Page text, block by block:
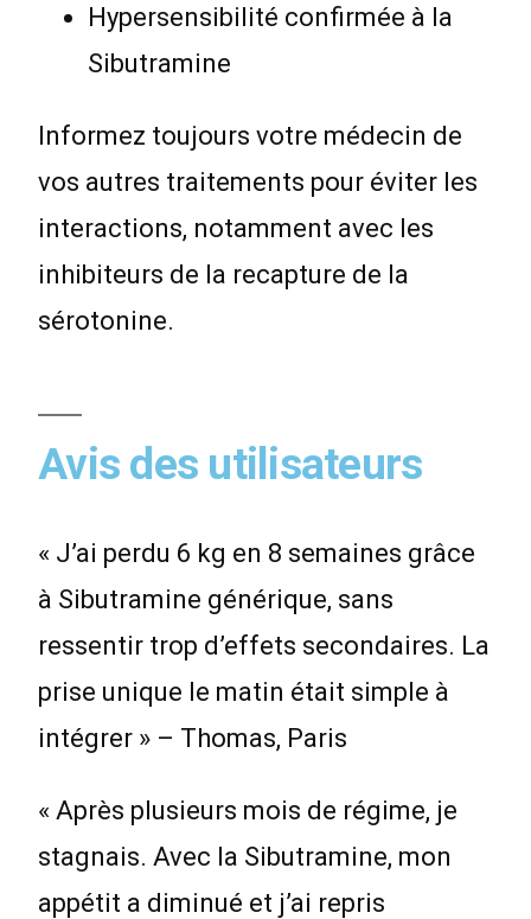
Hypersensibilité confirmée à la
Sibutramine
Informez toujours votre médecin de
vos autres traitements pour éviter les
interactions, notamment avec les
inhibiteurs de la recapture de la
sérotonine.
Avis des utilisateurs
« J’ai perdu 6 kg en 8 semaines grâce
à Sibutramine générique, sans
ressentir trop d’effets secondaires. La
prise unique le matin était simple à
intégrer » – Thomas, Paris
« Après plusieurs mois de régime, je
stagnais. Avec la Sibutramine, mon
appétit a diminué et j’ai repris